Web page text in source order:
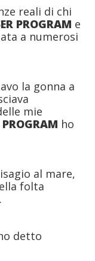
reali di chi
PROGRAM e
a numerosi
la gonna a
mie
PROGRAM ho
al mare,
folta
detto